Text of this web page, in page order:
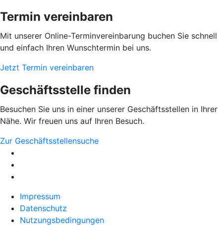
Termin vereinbaren
Mit unserer Online-Terminvereinbarung buchen Sie schnell
und einfach Ihren Wunschtermin bei uns.
Jetzt Termin vereinbaren
Geschäftsstelle finden
Besuchen Sie uns in einer unserer Geschäftsstellen in Ihrer
Nähe. Wir freuen uns auf Ihren Besuch.
Zur Geschäftsstellensuche
Impressum
Datenschutz
Nutzungsbedingungen